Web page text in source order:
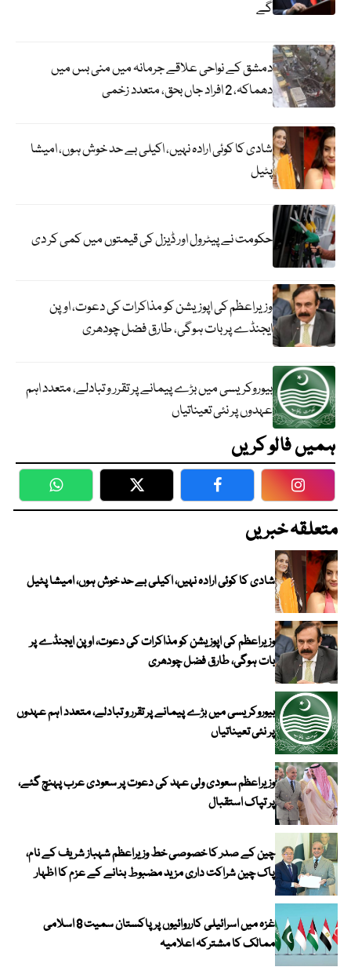
گے
دمشق کے نواحی علاقے جرمانہ میں منی بس میں
دھماکہ، 2 افراد جاں بحق، متعدد زخمی
شادی کا کوئی ارادہ نہیں، اکیلی بے حد خوش ہوں، امیشا
پٹیل
حکومت نے پیٹرول اور ڈیزل کی قیمتوں میں کمی کر دی
وزیراعظم کی اپوزیشن کو مذاکرات کی دعوت، اوپن
ایجنڈے پر بات ہوگی، طارق فضل چودھری
بیوروکریسی میں بڑے پیمانے پر تقرر و تبادلے، متعدد اہم
عہدوں پر نئی تعیناتیاں
ہمیں فالو کریں
WhatsApp Twitter Facebook
متعلقہ خبریں
شادی کا کوئی ارادہ نہیں، اکیلی بے حد خوش ہوں، امیشا پٹیل
وزیراعظم کی اپوزیشن کو مذاکرات کی دعوت، اوپن ایجنڈے پر
بات ہوگی، طارق فضل چودھری
بیوروکریسی میں بڑے پیمانے پر تقرر و تبادلے، متعدد اہم عہدوں
پر نئی تعیناتیاں
وزیراعظم سعودی ولی عہد کی دعوت پر سعودی عرب پہنچ گئے،
پر تپاک استقبال
چین کے صدر کا خصوصی خط وزیراعظم شہباز شریف کے نام،
پاک چین شراکت داری مزید مضبوط بنانے کے عزم کا اظہار
غزہ میں اسرائیلی کارروائیوں پر پاکستان سمیت 8 اسلامی
ممالک کا مشترکہ اعلامیہ